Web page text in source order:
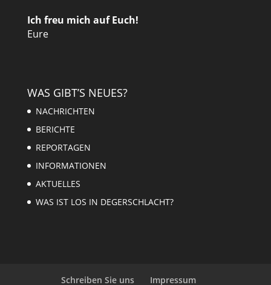
Ich freu mich auf Euch!
Eure
WAS GIBT’S NEUES?
NACHRICHTEN
BERICHTE
REPORTAGEN
INFORMATIONEN
AKTUELLES
WAS IST LOS IN DEGERSCHLACHT?
Schreiben Sie uns Impressum